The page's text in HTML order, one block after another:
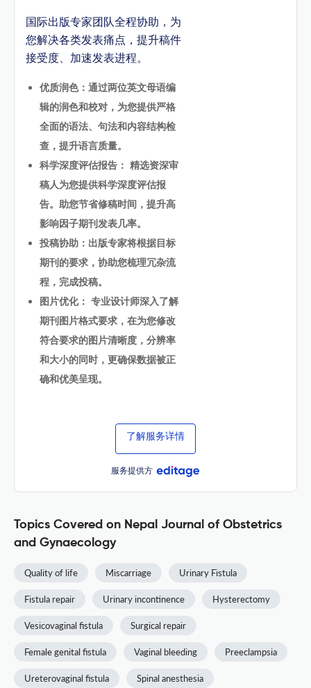
国际出版专家团队全程协助，为
您解决各类发表痛点，提升稿件
接受度、加速发表进程。
优质润色：通过两位英文母语编
辑的润色和校对，为您提供严格
全面的语法、句法和内容结构检
查，提升语言质量。
科学深度评估报告： 精选资深审
稿人为您提供科学深度评估报
告。助您节省修稿时间，提升高
影响因子期刊发表几率。
投稿协助：出版专家将根据目标
期刊的要求，协助您梳理冗杂流
程，完成投稿。
图片优化： 专业设计师深入了解
期刊图片格式要求，在为您修改
符合要求的图片清晰度，分辨率
和大小的同时，更确保数据被正
确和优美呈现。
了解服务详情
服务提供方
Topics Covered on Nepal Journal of Obstetrics
and Gynaecology
Quality of life Miscarriage Urinary Fistula
Fistula repair Urinary incontinence Hysterectomy
Vesicovaginal fistula Surgical repair
Female genital fistula Vaginal bleeding Preeclampsia
Ureterovaginal fistula Spinal anesthesia